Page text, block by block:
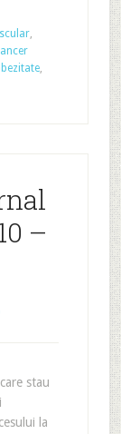
,
,
–
stau
la